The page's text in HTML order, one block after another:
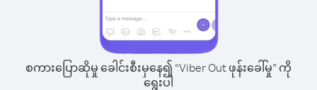
စကားပြောဆိုမှု ခေါင်းစီးမှနေ၍ “Viber Out ဖုန်းခေါ်မှု” ကို
ရွေးပါ